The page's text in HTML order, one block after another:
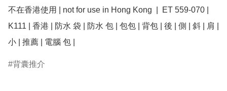
不在香港使用 | not for use in Hong Kong  |  ET 559-070 |
K111 | 香港 | 防水 袋 | 防水 包 | 包包 | 背包 | 後 | 側 | 斜 | 肩 |
小 | 推薦 | 電腦 包 |
背囊推介